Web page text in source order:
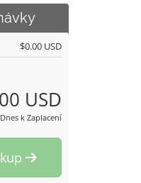
$0.00 USD
USD
k Zaplacení